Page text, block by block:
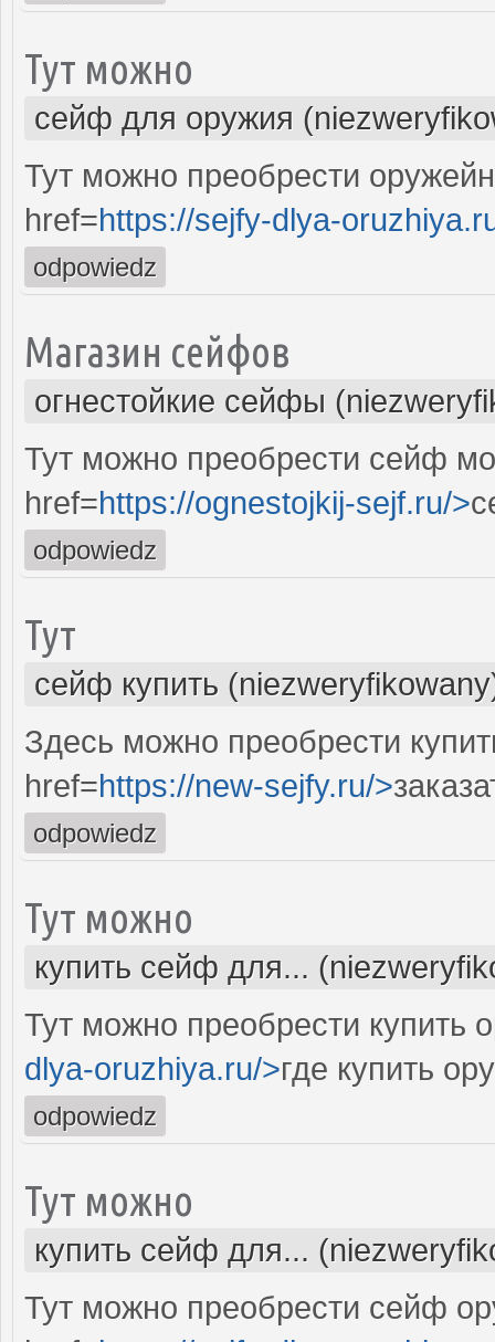
Тут можно
сейф для оружия
Тут можно преобрести
href=https://sejfy-dlya-
odpowiedz
Магазин сейфов
огнестойкие сейфы
Тут можно преобрести сейф
href=https://ognestojkij-sejf.ru/>
odpowiedz
Тут
сейф купить
Здесь можно преобрести
href=https://new-sejfy.ru/>
odpowiedz
Тут можно
купить сейф для...
Тут можно преобрести
dlya-oruzhiya.ru/>где купить
odpowiedz
Тут можно
купить сейф для...
Тут можно преобрести сейф